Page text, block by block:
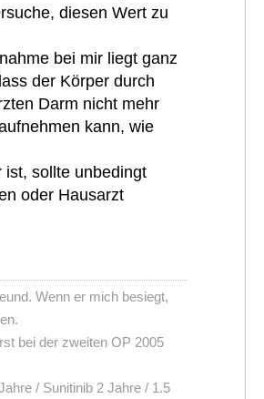
diesen Wert zu
bei mir liegt ganz
der Körper durch
Darm nicht mehr
kann, wie
ist, sollte unbedingt
oder Hausarzt
Wenn er mich besiegt,
bei der zweiten OP 2005
/ Sunitinib 2 Jahre / 1.5